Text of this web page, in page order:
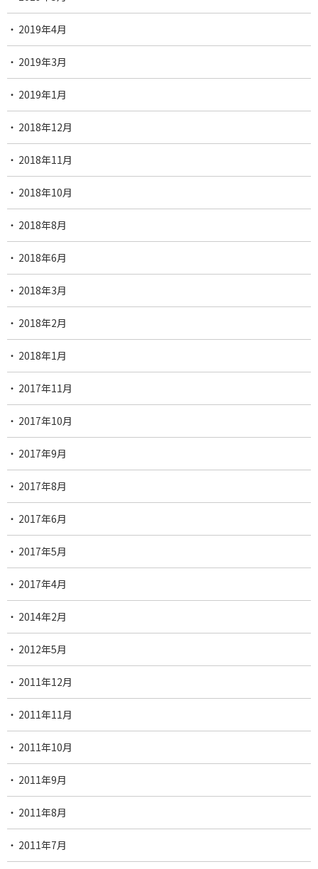
2019年4月
2019年3月
2019年1月
2018年12月
2018年11月
2018年10月
2018年8月
2018年6月
2018年3月
2018年2月
2018年1月
2017年11月
2017年10月
2017年9月
2017年8月
2017年6月
2017年5月
2017年4月
2014年2月
2012年5月
2011年12月
2011年11月
2011年10月
2011年9月
2011年8月
2011年7月